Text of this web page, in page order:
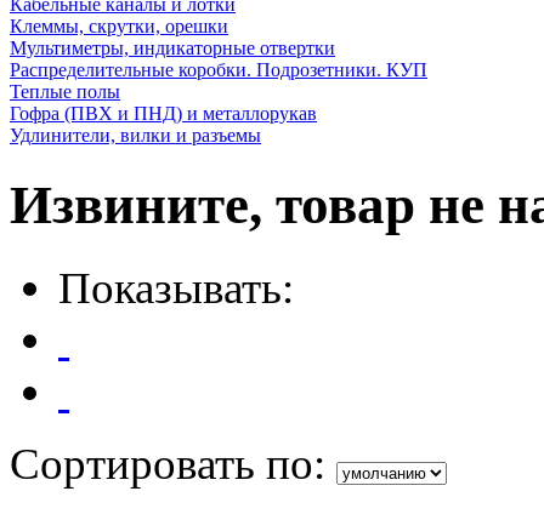
Кабельные каналы и лотки
Клеммы, скрутки, орешки
Мультиметры, индикаторные отвертки
Распределительные коробки. Подрозетники. КУП
Теплые полы
Гофра (ПВХ и ПНД) и металлорукав
Удлинители, вилки и разъемы
Извините, товар не
Показывать:
Сортировать по: